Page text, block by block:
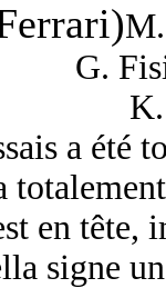
G.
a été
en tête,
signe